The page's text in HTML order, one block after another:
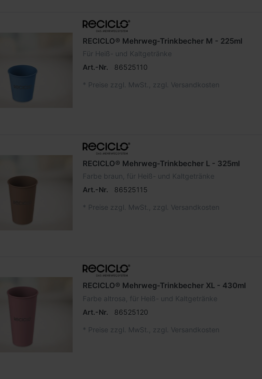
RECICLO® Mehrweg-Trinkbecher M - 225ml
Für Heiß- und Kaltgetränke
Art.-Nr.
86525110
* Preise zzgl. MwSt., zzgl. Versandkosten
RECICLO® Mehrweg-Trinkbecher L - 325ml
Farbe braun, für Heiß- und Kaltgetränke
Art.-Nr.
86525115
* Preise zzgl. MwSt., zzgl. Versandkosten
RECICLO® Mehrweg-Trinkbecher XL - 430ml
Farbe altrosa, für Heiß- und Kaltgetränke
Art.-Nr.
86525120
* Preise zzgl. MwSt., zzgl. Versandkosten